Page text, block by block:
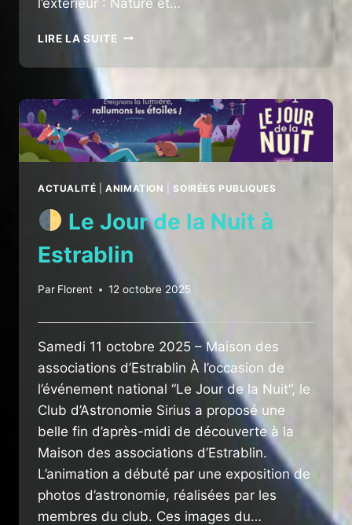
LIRE LA SUITEFESTIVAL
DE
ACTUALITÉ |ANIMATION |SOIRÉES PUBLIQUES
Le Jour de la Nuit à
Estrablin
Par Florent 12 octobre 2025
Samedi 11 octobre 2025 – Maison des
associations d’Estrablin À l’occasion de
l’événement national “Le Jour de la Nuit”, le
Club d’Astronomie Sirius a proposé une
belle fin d’après-midi de découverte à la
Maison des associations d’Estrablin.
L’animation a débuté par une exposition de
photos d’astronomie, réalisées par les
membres du club. Ces images du…